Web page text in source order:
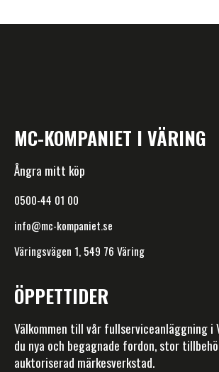
MC-KOMPANIET I VÄRING
Ångra mitt köp
0500-44 01 00
info@mc-kompaniet.se
Väringsvägen 1, 549 76 Väring
ÖPPETTIDER
Välkommen till vår fullserviceanläggning
du nya och begagnade fordon, stor
auktoriserad märkesverkstad.